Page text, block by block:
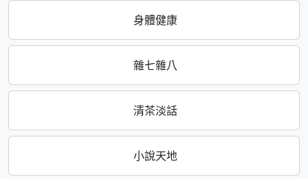
身體健康
雜七雜八
清茶淡話
小說天地